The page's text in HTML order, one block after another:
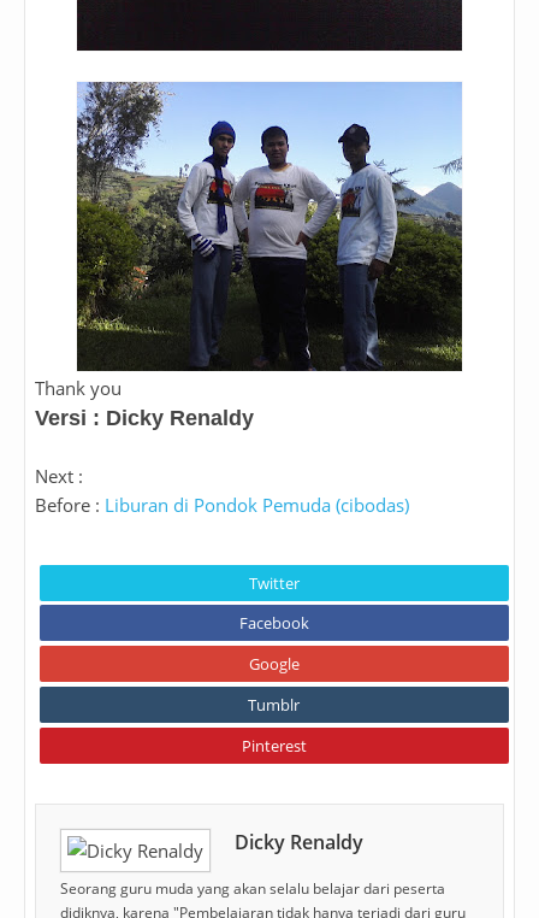
Thank you
Versi : Dicky Renaldy
Next :
Before : Liburan di Pondok Pemuda (cibodas)
Twitter
Facebook
Google
Tumblr
Pinterest
Dicky Renaldy
Seorang guru muda yang akan selalu belajar dari peserta
didiknya, karena "Pembelajaran tidak hanya terjadi dari guru